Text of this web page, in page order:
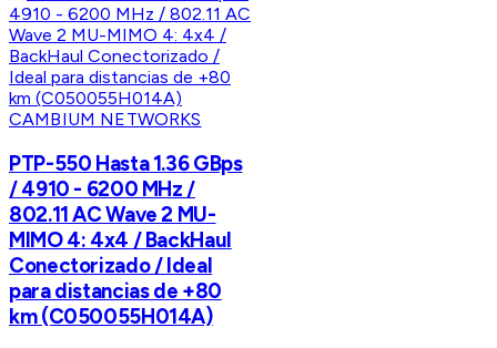
CAMBIUM NETWORKS
PTP-550 Hasta 1.36 GBps
/ 4910 - 6200 MHz /
802.11 AC Wave 2 MU-
MIMO 4: 4x4 / BackHaul
Conectorizado / Ideal
para distancias de +80
km (C050055H014A)